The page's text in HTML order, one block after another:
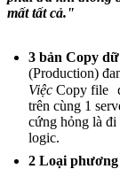
mất tất cả."
3 bản Copy
(Production)
Việc Copy file
trên cùng 1
cứng hỏng là đi
logic.
2 Loại